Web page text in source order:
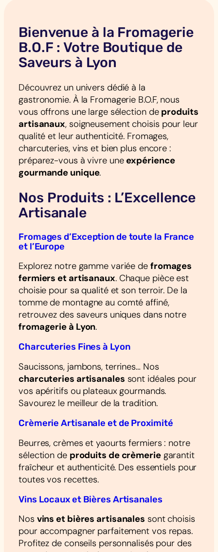
Bienvenue à la Fromagerie
B.O.F : Votre Boutique de
Saveurs à Lyon
Découvrez un univers dédié à la
gastronomie. À la Fromagerie B.O.F, nous
vous offrons une large sélection de produits
artisanaux, soigneusement choisis pour leur
qualité et leur authenticité. Fromages,
charcuteries, vins et bien plus encore :
préparez-vous à vivre une expérience
gourmande unique.
Nos Produits : L’Excellence
Artisanale
Fromages d’Exception de toute la France
et l’Europe
Explorez notre gamme variée de fromages
fermiers et artisanaux. Chaque pièce est
choisie pour sa qualité et son terroir. De la
tomme de montagne au comté affiné,
retrouvez des saveurs uniques dans notre
fromagerie à Lyon.
Charcuteries Fines à Lyon
Saucissons, jambons, terrines… Nos
charcuteries artisanales sont idéales pour
vos apéritifs ou plateaux gourmands.
Savourez le meilleur de la tradition.
Crèmerie Artisanale et de Proximité
Beurres, crèmes et yaourts fermiers : notre
sélection de produits de crèmeriegarantit
fraîcheur et authenticité. Des essentiels pour
toutes vos recettes.
Vins Locaux et Bières Artisanales
Nos vins et bières artisanales sont choisis
pour accompagner parfaitement vos repas.
Profitez de conseils personnalisés pour des